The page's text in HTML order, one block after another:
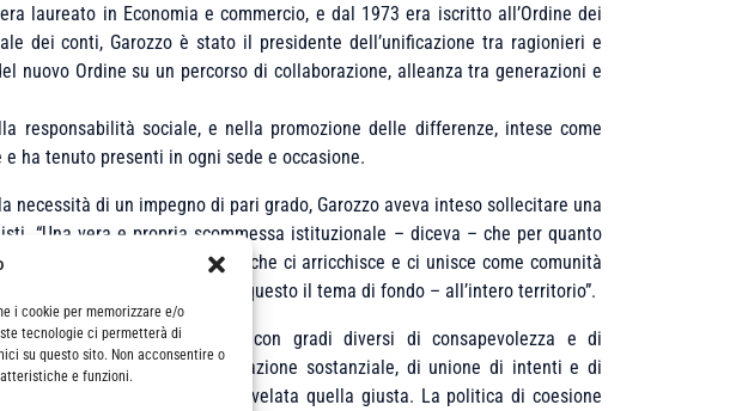
i cookie per memorizzare e/o
tecnologie ci permetterà di
su questo sito. Non acconsentire o
e funzioni.
laureato in Economia e commercio, e dal 1973 era iscritto all’Ordine dei
dei conti, Garozzo è stato il presidente dell’unificazione tra ragionieri e
Ordine su un percorso di collaborazione, alleanza tra generazioni e
responsabilità sociale, e nella promozione delle differenze, intese come
ha tenuto presenti in ogni sede e occasione.
di un impegno di pari grado, Garozzo aveva inteso sollecitare una
“Una vera e propria scommessa istituzionale – diceva – che per quanto
infatti, di promuovere ciò che ci arricchisce e ci unisce come comunità
consegne, ma anche – ed è questo il tema di fondo – all’intero territorio”.
L’hanno fatta, perché – con gradi diversi di consapevolezza e di
il proprio percorso di unificazione sostanziale, di unione di intenti e di
scelta – concludeva – si è rivelata quella giusta. La politica di coesione